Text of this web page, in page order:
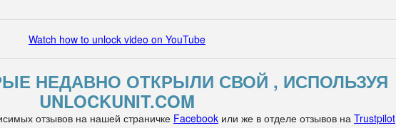
Watch how to unlock video on YouTube
НЕДАВНО ОТКРЫЛИ СВОЙ , ИСПОЛЬЗУЯ
UNLOCKUNIT.COM
отзывов на нашей страничке Facebook или же в отделе отзывов на Trustpilot